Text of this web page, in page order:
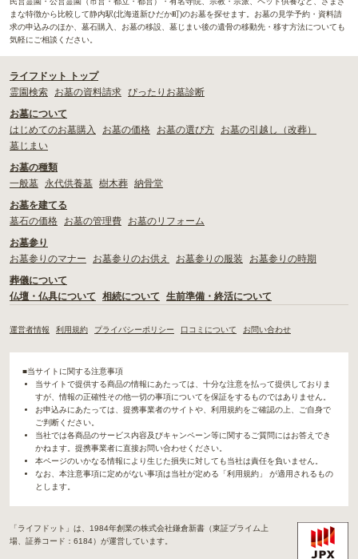
まな特徴から比較して静内駅(北海道新ひだか町)のお墓を探せます。お墓の見学予約・資料請
求の申込みのほか、墓石購入、お墓の移設、墓じまい後の遺骨の移動先・移す方法についても
気軽にご相談ください。
ライフドット トップ
霊園検索
お墓の資料請求 ぴったりお墓診断
お墓について
はじめてのお墓購入
お墓の価格 お墓の選び方
お墓の引越し（改葬）
墓じまい
お墓の種類
一般墓
永代供養墓 樹木葬 納骨堂
お墓を建てる
墓石の価格
お墓の管理費
お墓のリフォーム
お墓参り
お墓参りのマナー
お墓参りのお供え お墓参りの服装
お墓参りの時期
葬儀について
仏壇・仏具について
相続について 生前準備・終活について
運営者情報 利用規約 プライバシーポリシー 口コミについて お問い合わせ
■当サイトに関する注意事項
当サイトで提供する商品の情報にあたっては、十分な注意を払って提供しておりま
すが、情報の正確性その他一切の事項についてを保証をするものではありません。
お申込みにあたっては、提携事業者のサイトや、利用規約をご確認の上、ご自身で
ご判断ください。
当社では各商品のサービス内容及びキャンペーン等に関するご質問にはお答えでき
かねます。提携事業者に直接お問い合わせください。
本ページのいかなる情報により生じた損失に対しても当社は責任を負いません。
なお、本注意事項に定めがない事項は当社が定める「利用規約」 が適用されるもの
とします。
「ライフドット」は、1984年創業の株式会社鎌倉新書（東証プライム上
場、証券コード：6184）が運営しています。